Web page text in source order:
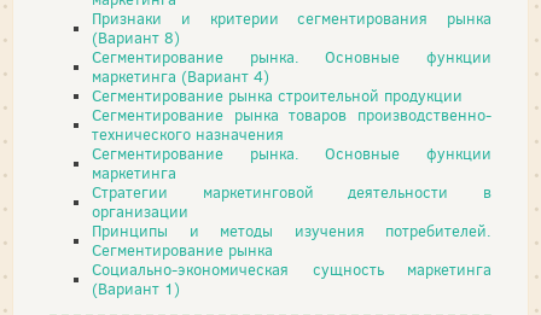
Признаки и критерии сегментирования рынка
(Вариант 8)
Сегментирование рынка. Основные функции
маркетинга (Вариант 4)
Сегментирование рынка строительной продукции
Сегментирование рынка товаров производственно-
технического назначения
Сегментирование рынка. Основные функции
маркетинга
Стратегии маркетинговой деятельности в
организации
Принципы и методы изучения потребителей.
Сегментирование рынка
Социально-экономическая сущность маркетинга
(Вариант 1)